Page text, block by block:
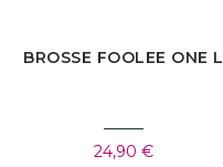
BROSSE FOOLEE ONE L
24,90 €